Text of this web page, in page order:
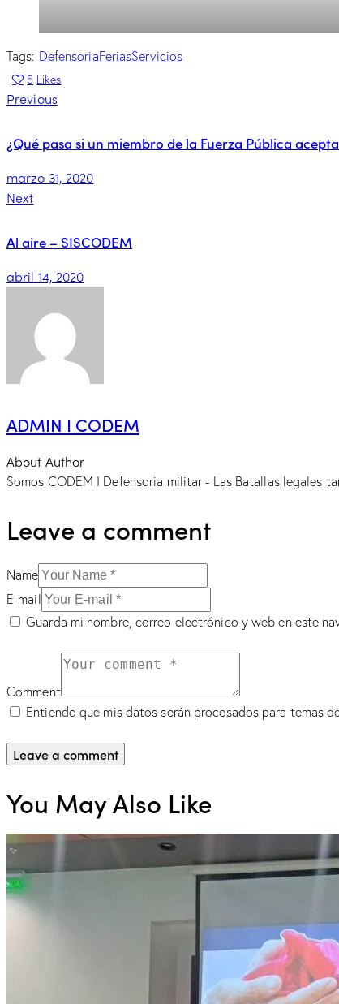
Tags: DefensoriaFeriasServicios
5 Likes
Previous
¿Qué pasa si un miembro de la Fuerza Pública
marzo 31, 2020
Next
Al aire – SISCODEM
abril 14, 2020
ADMIN I CODEM
About Author
Somos CODEM I Defensoria militar - Las Batallas legales
Leave a comment
Name
E-mail
Guarda mi nombre, correo electrónico y web en este
Comment
Entiendo que mis datos serán procesados para temas
You May Also Like